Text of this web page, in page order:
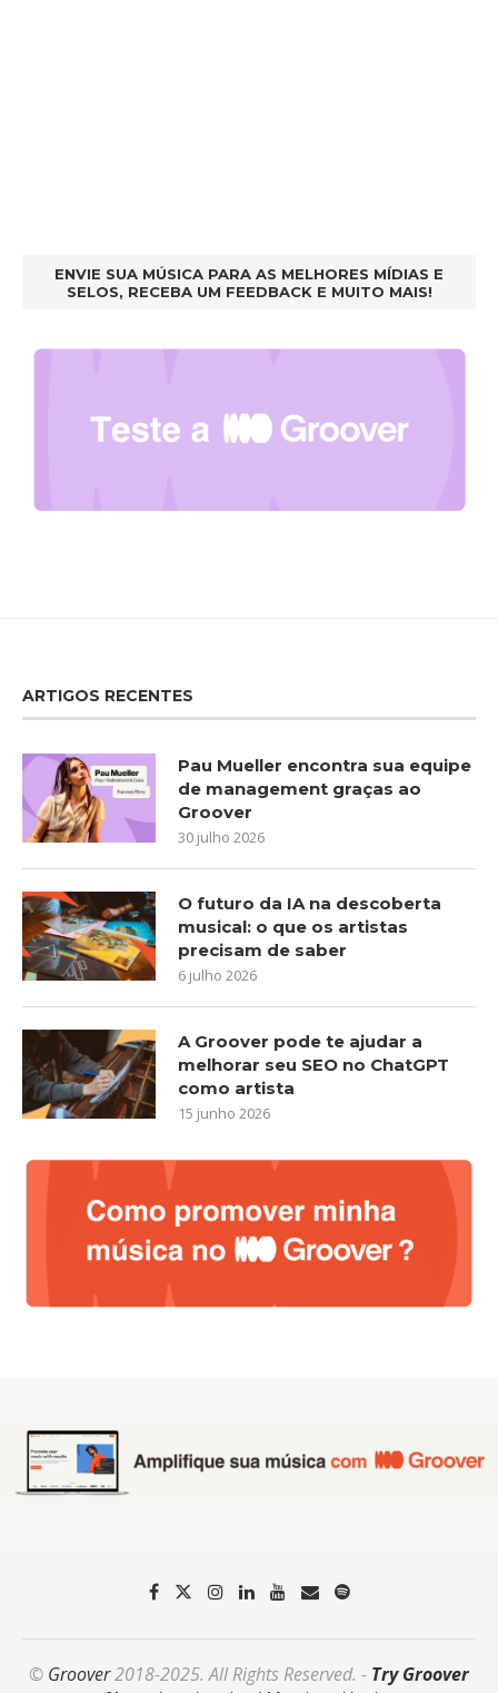
ENVIE SUA MÚSICA PARA AS MELHORES MÍDIAS E
SELOS, RECEBA UM FEEDBACK E MUITO MAIS!
ARTIGOS RECENTES
Pau Mueller encontra sua equipe
de management graças ao
Groover
30 julho 2026
O futuro da IA na descoberta
musical: o que os artistas
precisam de saber
6 julho 2026
A Groover pode te ajudar a
melhorar seu SEO no ChatGPT
como artista
15 junho 2026
© Groover2018-2025. All Rights Reserved. - Try Groover